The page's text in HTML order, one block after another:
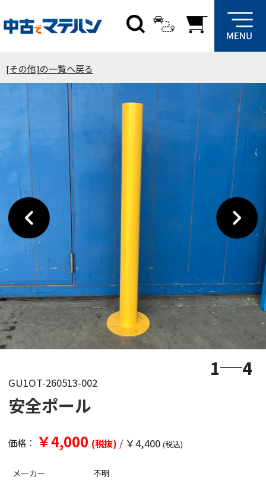
[その他]の一覧へ戻る
1 4
GU1OT-260513-002
安全ポール
価格： ￥4,000 (税抜) / ￥4,400 (税込)
メーカー
不明